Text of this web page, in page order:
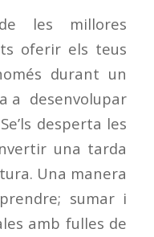
les millores
oferir els teus
durant un
a desenvolupar
desperta les
una tarda
Una manera
sumar i
amb fulles de